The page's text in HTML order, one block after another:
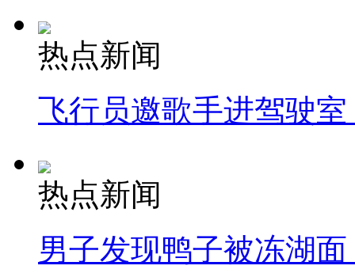
热点新闻
飞行员邀歌手进驾驶
热点新闻
男子发现鸭子被冻湖